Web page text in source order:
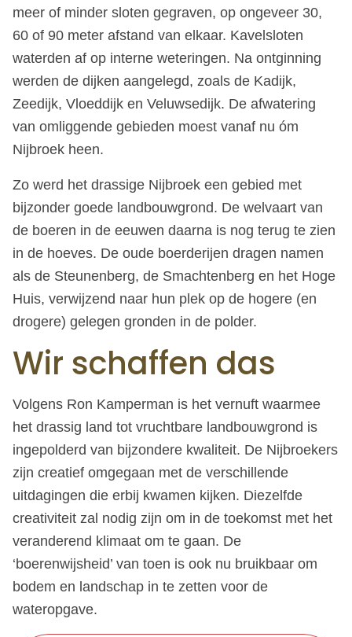
meer of minder sloten gegraven, op ongeveer 30,
60 of 90 meter afstand van elkaar. Kavelsloten
waterden af op interne weteringen. Na ontginning
werden de dijken aangelegd, zoals de Kadijk,
Zeedijk, Vloeddijk en Veluwsedijk. De afwatering
van omliggende gebieden moest vanaf nu óm
Nijbroek heen.
Zo werd het drassige Nijbroek een gebied met
bijzonder goede landbouwgrond. De welvaart van
de boeren in de eeuwen daarna is nog terug te zien
in de hoeves. De oude boerderijen dragen namen
als de Steunenberg, de Smachtenberg en het Hoge
Huis, verwijzend naar hun plek op de hogere (en
drogere) gelegen gronden in de polder.
Wir schaffen das
Volgens Ron Kamperman is het vernuft waarmee
het drassig land tot vruchtbare landbouwgrond is
ingepolderd van bijzondere kwaliteit. De Nijbroekers
zijn creatief omgegaan met de verschillende
uitdagingen die erbij kwamen kijken. Diezelfde
creativiteit zal nodig zijn om in de toekomst met het
veranderend klimaat om te gaan. De
‘boerenwijsheid’ van toen is ook nu bruikbaar om
bodem en landschap in te zetten voor de
wateropgave.